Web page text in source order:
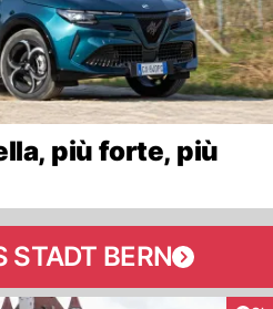
più forte, più
STADT BERN